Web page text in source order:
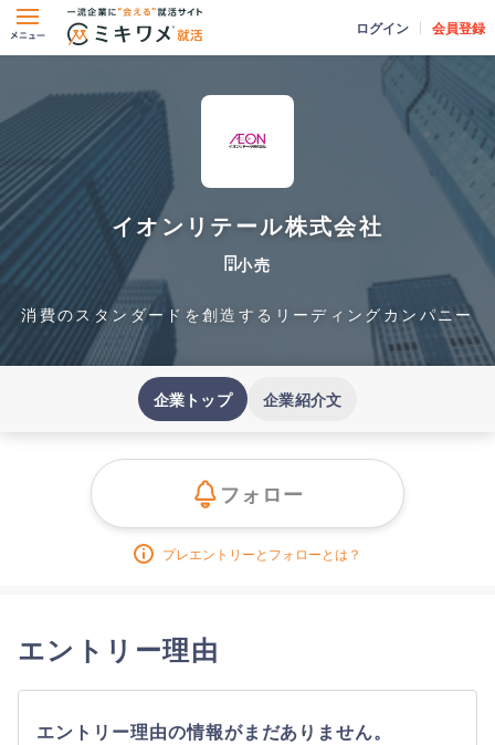
ログイン 会員登録
イオンリテール株式会社
小売
消費のスタンダードを創造するリーディングカンパニー
企業トップ 企業紹介文
フォロー
プレエントリーとフォローとは？
エントリー理由
エントリー理由の情報がまだありません。